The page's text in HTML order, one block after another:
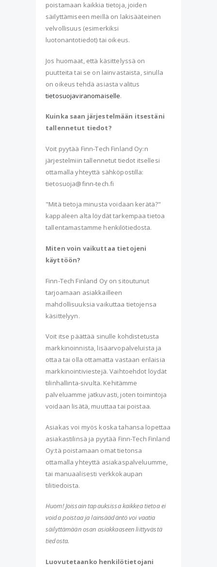
poistamaan kaikkia tietoja, joiden
säilyttämiseen meillä on lakisääteinen
velvollisuus (esimerkiksi
luotonantotiedot) tai oikeus.
Jos huomaat, että käsittelyssä on
puutteita tai se on lainvastaista, sinulla
on oikeus tehdä asiasta valitus
tietosuojaviranomaiselle.
Kuinka saan järjestelmään itsestäni
tallennetut tiedot?
Voit pyytää Finn-Tech Finland Oy:n
järjestelmiin tallennetut tiedot itsellesi
ottamalla yhteyttä sähköpostilla:
tietosuoja@finn-tech.fi
"Mitä tietoja minusta voidaan kerätä?"
kappaleen alta löydät tarkempaa tietoa
tallentamastamme henkilötiedosta.
Miten voin vaikuttaa tietojeni
käyttöön?
Finn-Tech Finland Oy on sitoutunut
tarjoamaan asiakkailleen
mahdollisuuksia vaikuttaa tietojensa
käsittelyyn.
Voit itse päättää sinulle kohdistetusta
markkinoinnista, lisäarvopalveluista ja
ottaa tai olla ottamatta vastaan erilaisia
markkinointiviestejä. Vaihtoehdot löydät
tilinhallinta-sivulta. Kehitämme
palveluamme jatkuvasti, joten toimintoja
voidaan lisätä, muuttaa tai poistaa.
Asiakas voi myös koska tahansa lopettaa
asiakastilinsä ja pyytää Finn-Tech Finland
Oy:tä poistamaan omat tietonsa
ottamalla yhteyttä asiakaspalveluumme,
tai manuaalisesti verkkokaupan
tilitiedoista.
Huom! Joissain tapauksissa kaikkea tietoa ei
voida poistaa ja lainsäädäntö voi vaatia
säilyttämään osan asiakkaaseen liittyvästä
tiedosta.
Luovutetaanko henkilötietojani